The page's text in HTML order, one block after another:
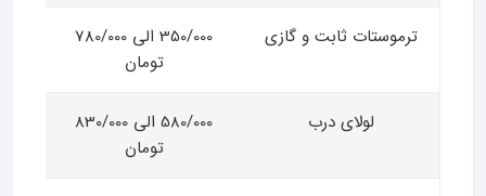
ترموستات ثابت و گازی
350/000 الی 780/000
تومان
لولای درب
580/000 الی 830/000
تومان